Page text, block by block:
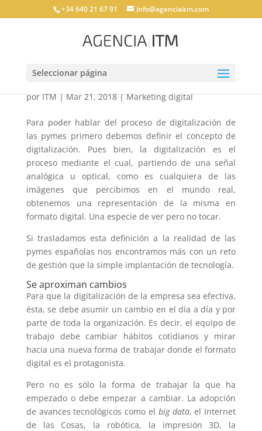
+34 640 21 67 91 info@agenciaitm.com
Seleccionar página
porITM|Mar 21, 2018|Marketing digital
Para poder hablar del proceso de digitalización de
las pymes primero debemos definir el concepto de
digitalización. Pues bien, la digitalización es el
proceso mediante el cual, partiendo de una señal
analógica u optical, como es cualquiera de las
imágenes que percibimos en el mundo real,
obtenemos una representación de la misma en
formato digital. Una especie de ver pero no tocar.
Si trasladamos esta definición a la realidad de las
pymes españolas nos encontramos más con un reto
de gestión que la simple implantación de tecnología.
Se aproximan cambios
Para que la digitalización de la empresa sea efectiva,
ésta, se debe asumir un cambio en el día a día y por
parte de toda la organización. Es decir, el equipo de
trabajo debe cambiar hábitos cotidianos y mirar
hacia una nueva forma de trabajar donde el formato
digital es el protagonista.
Pero no es sólo la forma de trabajar la que ha
empezado o debe empezar a cambiar. La adopción
de avances tecnológicos como el big data, el Internet
de las Cosas, la robótica, la impresión 3D, la